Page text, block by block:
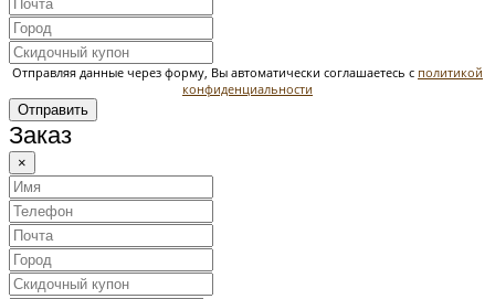
Отправляя данные через форму, Вы автоматически соглашаетесь с политикой
конфиденциальности
Отправить
Заказ
×